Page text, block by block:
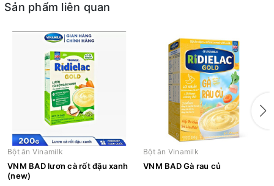
Sản phẩm liên quan
Bột ăn Vinamilk
VNM BAD lươn cà rốt đậu xanh
(new)
Bột ăn Vinamilk
VNM BAD Gà rau củ